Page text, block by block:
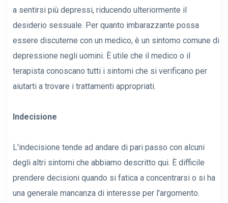
a sentirsi più depressi, riducendo ulteriormente il
desiderio sessuale. Per quanto imbarazzante possa
essere discuterne con un medico, è un sintomo comune di
depressione negli uomini. È utile che il medico o il
terapista conoscano tutti i sintomi che si verificano per
aiutarti a trovare i trattamenti appropriati.
Indecisione
L'indecisione tende ad andare di pari passo con alcuni
degli altri sintomi che abbiamo descritto qui. È difficile
prendere decisioni quando si fatica a concentrarsi o si ha
una generale mancanza di interesse per l'argomento.